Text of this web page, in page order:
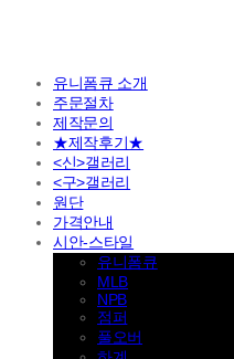
유니폼큐 소개
주문절차
제작문의
★제작후기★
<신>갤러리
<구>갤러리
원단
가격안내
시안-스타일
유니폼큐
MLB
NPB
점퍼
풀오버